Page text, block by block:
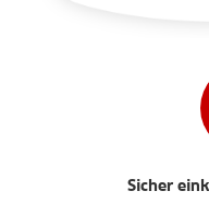
Sicher